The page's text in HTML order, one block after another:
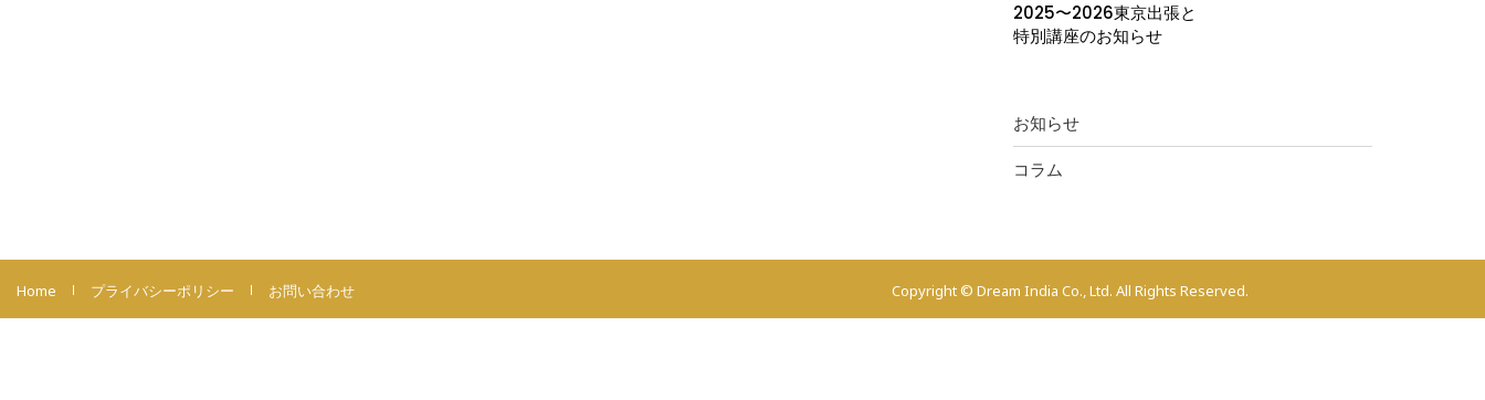
2025〜2026東京出張と
特別講座のお知らせ
お知らせ
コラム
Home プライバシーポリシー お問い合わせ Copyright © Dream India Co., Ltd. All Rights Reserved.